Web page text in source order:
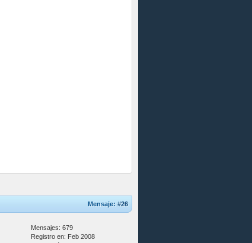
Mensaje: #26
Mensajes: 679
Registro en: Feb 2008